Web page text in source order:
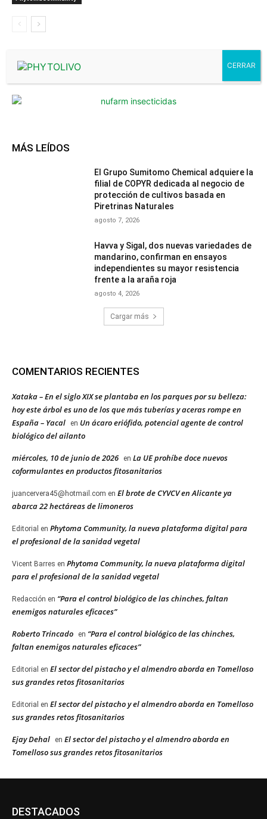
MÁS LEÍDOS
El Grupo Sumitomo Chemical adquiere la
filial de COPYR dedicada al negocio de
protección de cultivos basada en
Piretrinas Naturales
agosto 7, 2026
Havva y Sigal, dos nuevas variedades de
mandarino, confirman en ensayos
independientes su mayor resistencia
frente a la araña roja
agosto 4, 2026
Cargar más
COMENTARIOS RECIENTES
Xataka – En el siglo XIX se plantaba en los parques por su belleza:
hoy este árbol es uno de los que más tuberías y aceras rompe en
España – Yacal
en Un ácaro eriófido, potencial agente de control
biológico del ailanto
miércoles, 10 de junio de 2026 en La UE prohíbe doce nuevos
coformulantes en productos fitosanitarios
juancervera45@hotmail.com en El brote de CYVCV en Alicante ya
abarca 22 hectáreas de limoneros
Editorial en Phytoma Community, la nueva plataforma digital para
el profesional de la sanidad vegetal
Vicent Barres en Phytoma Community, la nueva plataforma digital
para el profesional de la sanidad vegetal
Redacción en “Para el control biológico de las chinches, faltan
enemigos naturales eficaces”
Roberto Trincado en “Para el control biológico de las chinches,
faltan enemigos naturales eficaces”
Editorial en El sector del pistacho y el almendro aborda en Tomelloso
sus grandes retos fitosanitarios
Editorial en El sector del pistacho y el almendro aborda en Tomelloso
sus grandes retos fitosanitarios
Ejay Dehal en El sector del pistacho y el almendro aborda en
Tomelloso sus grandes retos fitosanitarios
DESTACADOS